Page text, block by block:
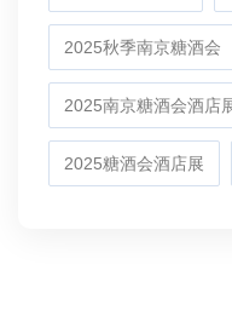
2025秋季南京糖酒会
2025南京糖酒会酒店
2025糖酒会酒店展